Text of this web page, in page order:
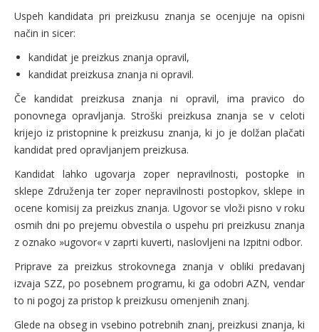
Uspeh kandidata pri preizkusu znanja se ocenjuje na opisni
način in sicer:
kandidat je preizkus znanja opravil,
kandidat preizkusa znanja ni opravil.
Če kandidat preizkusa znanja ni opravil, ima pravico do
ponovnega opravljanja. Stroški preizkusa znanja se v celoti
krijejo iz pristopnine k preizkusu znanja, ki jo je dolžan plačati
kandidat pred opravljanjem preizkusa.
Kandidat lahko ugovarja zoper nepravilnosti, postopke in
sklepe Združenja ter zoper nepravilnosti postopkov, sklepe in
ocene komisij za preizkus znanja. Ugovor se vloži pisno v roku
osmih dni po prejemu obvestila o uspehu pri preizkusu znanja
z oznako »ugovor« v zaprti kuverti, naslovljeni na Izpitni odbor.
Priprave za preizkus strokovnega znanja v obliki predavanj
izvaja SZZ, po posebnem programu, ki ga odobri AZN, vendar
to ni pogoj za pristop k preizkusu omenjenih znanj.
Glede na obseg in vsebino potrebnih znanj, preizkusi znanja, ki